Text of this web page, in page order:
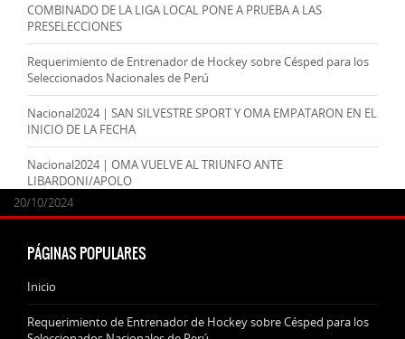
COMBINADO DE LA LIGA LOCAL PONE A PRUEBA A LAS
PRESELECCIONES
24/09/2025
Requerimiento de Entrenador de Hockey sobre Césped para los
Seleccionados Nacionales de Perú
07/11/2024
Nacional2024 | SAN SILVESTRE SPORT Y OMA EMPATARON EN EL
INICIO DE LA FECHA
20/10/2024
Nacional2024 | OMA VUELVE AL TRIUNFO ANTE
LIBARDONI/APOLO
20/10/2024
PÁGINAS POPULARES
Inicio
Requerimiento de Entrenador de Hockey sobre Césped para los